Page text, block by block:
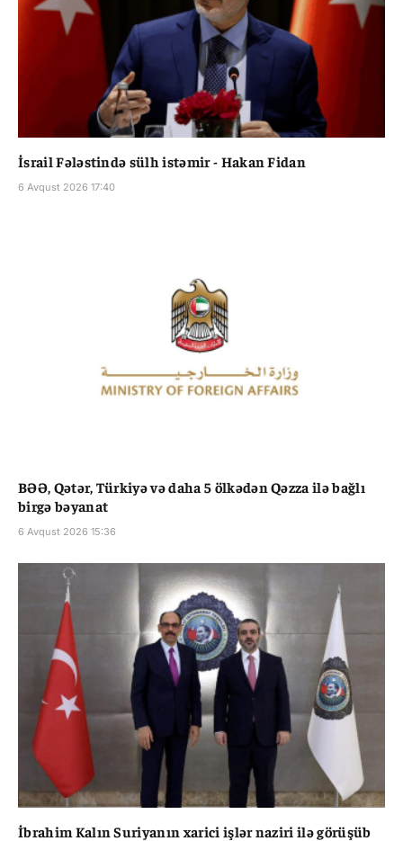
İsrail Fələstində sülh istəmir - Hakan Fidan
6 Avqust 2026 17:40
BƏƏ, Qətər, Türkiyə və daha 5 ölkədən Qəzza ilə bağlı
birgə bəyanat
6 Avqust 2026 15:36
İbrahim Kalın Suriyanın xarici işlər naziri ilə görüşüb